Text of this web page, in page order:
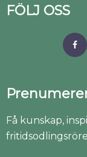
FÖLJ OSS
Få kunskap,